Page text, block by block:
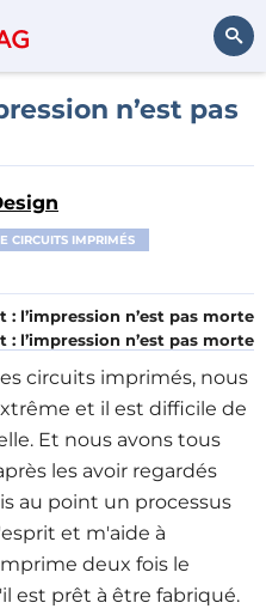
Rechercher
n’est pas
CIRCUITS IMPRIMÉS
l’impression n’est pas morte
circuits imprimés, nous
et il est difficile de
Et nous avons tous
les avoir regardés
au point un processus
et m'aide à
deux fois le
est prêt à être fabriqué.